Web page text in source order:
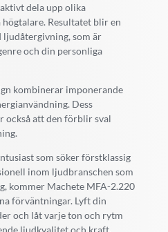
dela upp olika
Resultatet blir en
ljudåtergivning, som är
och din personliga
kombinerar imponerande
Dess
också att den förblir sval
som söker förstklassig
inom ljudbranschen som
kommer Machete MFA-2.220
förväntningar. Lyft din
och låt varje ton och rytm